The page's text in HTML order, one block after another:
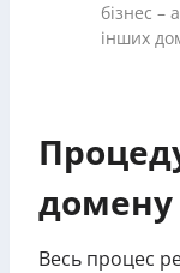
бізнес –
інших
домену
Весь процес